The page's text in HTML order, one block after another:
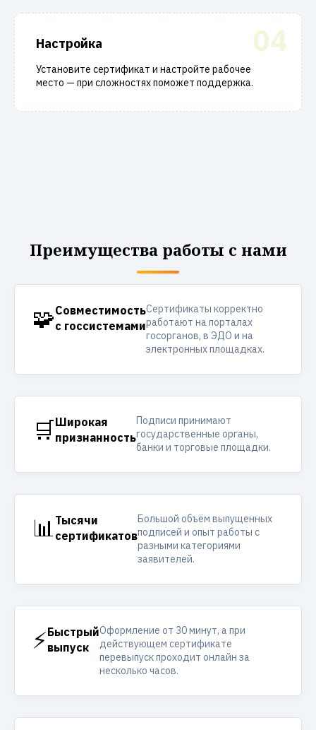
04
Настройка
Установите сертификат и настройте рабочее
место — при сложностях поможет поддержка.
Преимущества работы с нами
🧩Совместимость
с госсистемами
Сертификаты корректно
работают на порталах
госорганов, в ЭДО и на
электронных площадках.
🛒Широкая
признанность
Подписи принимают
государственные органы,
банки и торговые площадки.
📊 Тысячи
сертификатов
Большой объём выпущенных
подписей и опыт работы с
разными категориями
заявителей.
⚡Быстрый
выпуск
Оформление от 30 минут, а при
действующем сертификате
перевыпуск проходит онлайн за
несколько часов.